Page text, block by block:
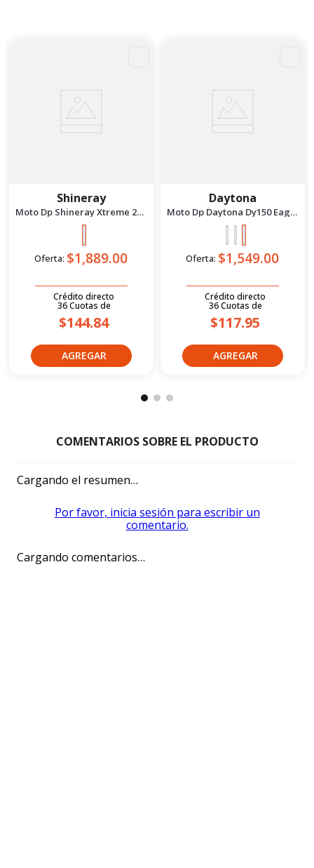
Shineray
Moto Dp Shineray Xtreme 200
- 2027 Verde
Oferta: $1,889.00
Crédito directo
36Cuotas de
$144.84
Daytona
Moto Dp Daytona Dy150 Eagle
5 - 2027 Verde
Oferta: $1,549.00
Crédito directo
36Cuotas de
$117.95
Cargando el resumen…
Por favor, inicia sesión para escribir un
comentario.
Cargando comentarios…